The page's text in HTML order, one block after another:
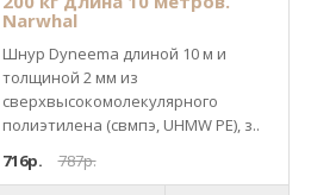
Narwhal
Шнур Dyneema длиной 10 м и
толщиной 2 мм из
cверхвысокомолекулярного
полиэтилена (свмпэ, UHMW PE), з..
716р.
787р.